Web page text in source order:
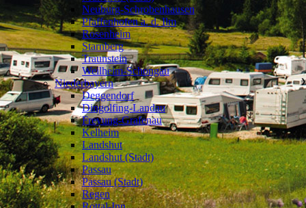
Neuburg-Schrobenhausen
Pfaffenhofen a. d. Ilm
Rosenheim
Starnberg
Traunstein
Weilheim-Schongau
Niederbayern
❯
Deggendorf
Dingolfing-Landau
Freyung-Grafenau
Kelheim
Landshut
Landshut (Stadt)
Passau
Passau (Stadt)
Regen